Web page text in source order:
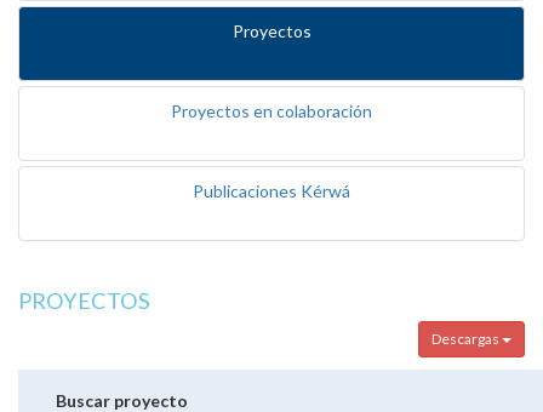
Proyectos
Proyectos en colaboración
Publicaciones Kérwá
PROYECTOS
Descargas
Buscar proyecto